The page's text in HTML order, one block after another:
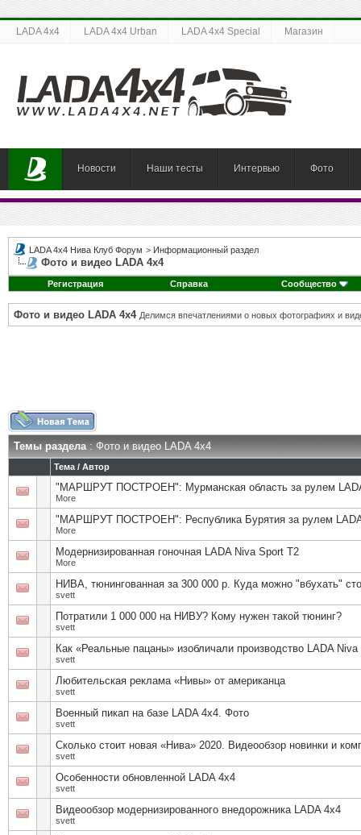
LADA 4x4 LADA 4x4 Urban LADA 4x4 Special Магазин
Новости Наши тесты Интервью Фото
LADA 4x4 Нива Клуб Форум > Информационный раздел
Фото и видео LADA 4x4
Регистрация Справка Сообщество
Фото и видео LADA 4x4 Делимся впечатлениями о новых фотографиях и
Темы раздела: Фото и видео LADA 4x4
Тема / Автор
"МАРШРУТ ПОСТРОЕН": Мурманская область за рулем
More
"МАРШРУТ ПОСТРОЕН": Республика Бурятия за рулем
More
Модернизированная гоночная LADA Niva Sport T2
More
НИВА, тюнингованная за 300 000 р. Куда можно "вбухать"
svett
Потратили 1 000 000 на НИВУ? Кому нужен такой тюнинг?
svett
Как «Реальные пацаны» изобличали производство LADA Niva
svett
Любительская реклама «Нивы» от американца
svett
Военный пикап на базе LADA 4x4. Фото
svett
Сколько стоит новая «Нива» 2020. Видеообзор новинки и
svett
Особенности обновленной LADA 4x4
svett
Видеообзор модернизированного внедорожника LADA 4х4
svett